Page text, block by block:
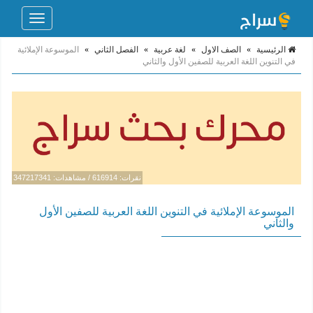
Toggle
الرئيسية » الصف الاول » لغة عربية » الفصل الثاني »
الموسوعة الإملائية
في التنوين اللغة العربية للصفين الأول والثاني
نقرات: 616914 / مشاهدات: 347217341
الموسوعة الإملائية في التنوين اللغة العربية للصفين الأول
والثاني